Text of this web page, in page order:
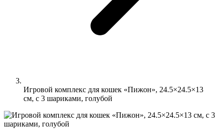
Игровой комплекс для кошек «Пижон», 24.5×24.5×13
см, с 3 шариками, голубой